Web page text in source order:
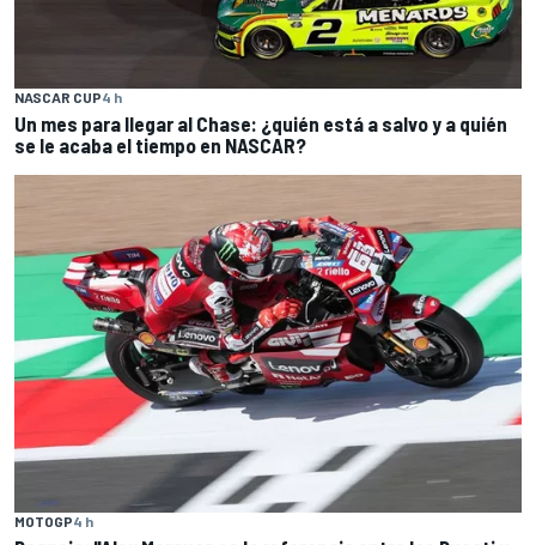
NASCAR CUP4 h
Un mes para llegar al Chase: ¿quién está a salvo y a quién
se le acaba el tiempo en NASCAR?
MOTOGP4 h